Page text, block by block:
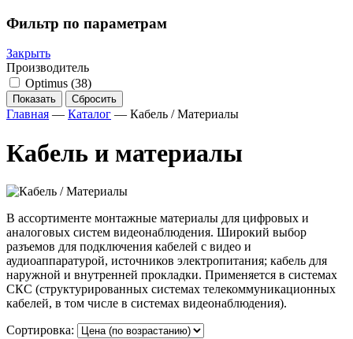
Фильтр по параметрам
Закрыть
Производитель
Optimus (38)
Показать Сбросить
Главная — Каталог — Кабель / Материалы
Кабель и материалы
В ассортименте монтажные материалы для цифровых и
аналоговых систем видеонаблюдения. Широкий выбор
разъемов для подключения кабелей с видео и
аудиоаппаратурой, источников электропитания; кабель для
наружной и внутренней прокладки. Применяется в системах
СКС (структурированных системах телекоммуникационных
кабелей, в том числе в системах видеонаблюдения).
Сортировка: